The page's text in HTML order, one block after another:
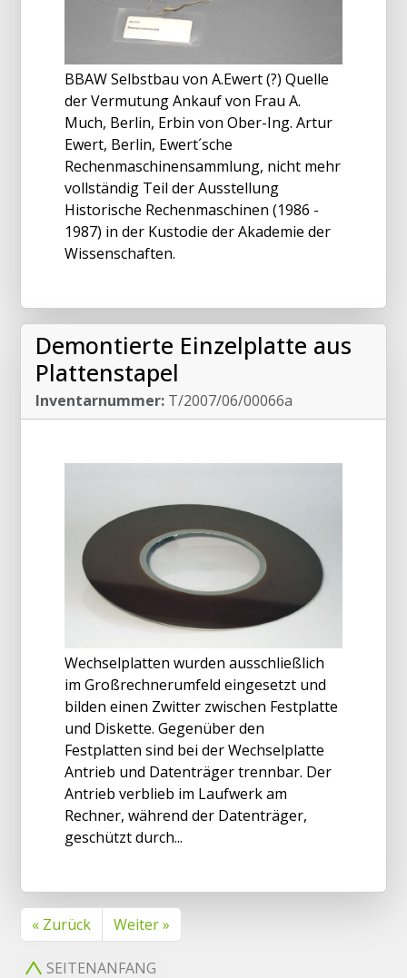
BBAW Selbstbau von A.Ewert (?) Quelle
der Vermutung Ankauf von Frau A.
Much, Berlin, Erbin von Ober-Ing. Artur
Ewert, Berlin, Ewert´sche
Rechenmaschinensammlung, nicht mehr
vollständig Teil der Ausstellung
Historische Rechenmaschinen (1986 -
1987) in der Kustodie der Akademie der
Wissenschaften.
Demontierte Einzelplatte aus
Plattenstapel
Inventarnummer: T/2007/06/00066a
Wechselplatten wurden ausschließlich
im Großrechnerumfeld eingesetzt und
bilden einen Zwitter zwischen Festplatte
und Diskette. Gegenüber den
Festplatten sind bei der Wechselplatte
Antrieb und Datenträger trennbar. Der
Antrieb verblieb im Laufwerk am
Rechner, während der Datenträger,
geschützt durch...
« Zurück Weiter »
SEITENANFANG